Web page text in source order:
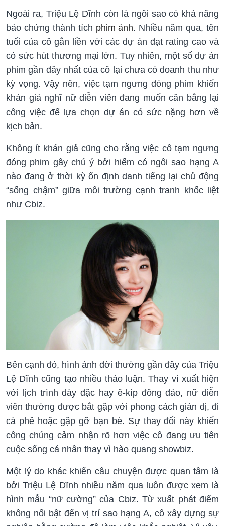
Ngoài ra, Triệu Lệ Dĩnh còn là ngôi sao có khả năng
bảo chứng thành tích phim ảnh. Nhiều năm qua, tên
tuổi của cô gắn liền với các dự án đạt rating cao và
có sức hút thương mại lớn. Tuy nhiên, một số dự án
phim gần đây nhất của cô lại chưa có doanh thu như
kỳ vọng. Vậy nên, việc tạm ngưng đóng phim khiến
khán giả nghĩ nữ diễn viên đang muốn cân bằng lại
công việc để lựa chọn dự án có sức nặng hơn về
kịch bản.
Không ít khán giả cũng cho rằng việc cô tạm ngưng
đóng phim gây chú ý bởi hiếm có ngôi sao hạng A
nào đang ở thời kỳ ổn định danh tiếng lại chủ động
“sống chậm” giữa môi trường cạnh tranh khốc liệt
như Cbiz.
Bên cạnh đó, hình ảnh đời thường gần đây của Triệu
Lệ Dĩnh cũng tạo nhiều thảo luận. Thay vì xuất hiện
với lịch trình dày đặc hay ê-kíp đông đảo, nữ diễn
viên thường được bắt gặp với phong cách giản dị, đi
cà phê hoặc gặp gỡ bạn bè. Sự thay đổi này khiến
công chúng cảm nhận rõ hơn việc cô đang ưu tiên
cuộc sống cá nhân thay vì hào quang showbiz.
Một lý do khác khiến câu chuyện được quan tâm là
bởi Triệu Lệ Dĩnh nhiều năm qua luôn được xem là
hình mẫu “nữ cường” của Cbiz. Từ xuất phát điểm
không nổi bật đến vị trí sao hạng A, cô xây dựng sự